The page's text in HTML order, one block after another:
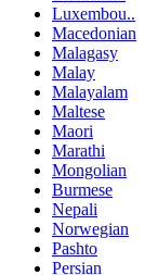
Luxembou..
Macedonian
Malagasy
Malay
Malayalam
Maltese
Maori
Marathi
Mongolian
Burmese
Nepali
Norwegian
Pashto
Persian